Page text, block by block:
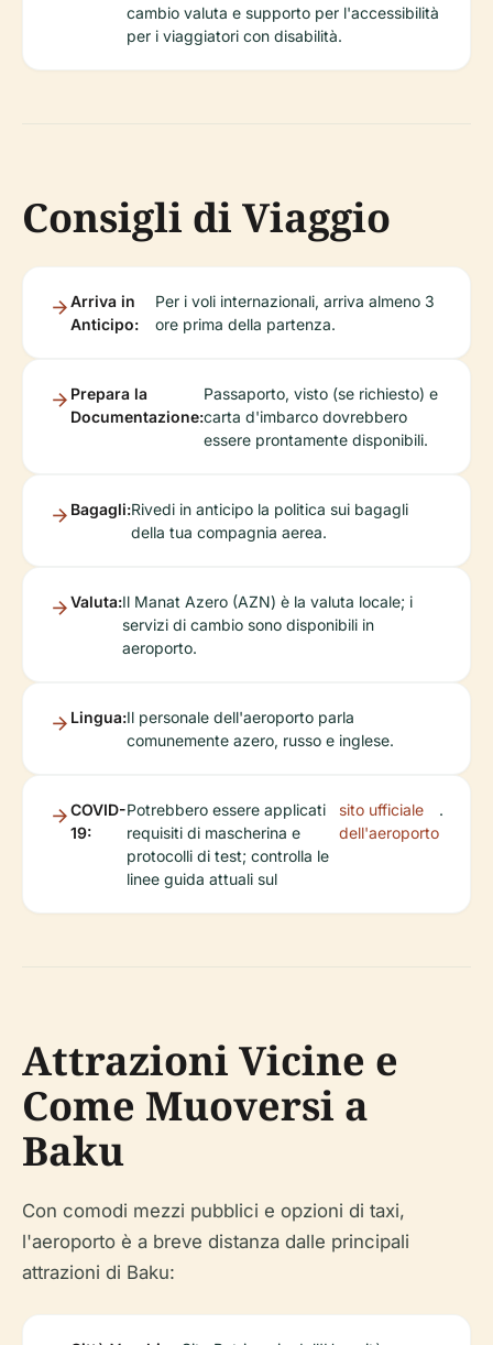
cambio valuta e supporto per l'accessibilità
per i viaggiatori con disabilità.
Consigli di Viaggio
Arriva in
Anticipo:
Per i voli internazionali, arriva almeno 3
ore prima della partenza.
Prepara la
Documentazione:
Passaporto, visto (se richiesto) e
carta d'imbarco dovrebbero
essere prontamente disponibili.
Bagagli:Rivedi in anticipo la politica sui bagagli
della tua compagnia aerea.
Valuta:Il Manat Azero (AZN) è la valuta locale; i
servizi di cambio sono disponibili in
aeroporto.
Lingua:Il personale dell'aeroporto parla
comunemente azero, russo e inglese.
COVID-
19:
Potrebbero essere applicati
requisiti di mascherina e
protocolli di test; controlla le
linee guida attuali sul
sito ufficiale
dell'aeroporto
.
Attrazioni Vicine e
Come Muoversi a
Baku
Con comodi mezzi pubblici e opzioni di taxi,
l'aeroporto è a breve distanza dalle principali
attrazioni di Baku: